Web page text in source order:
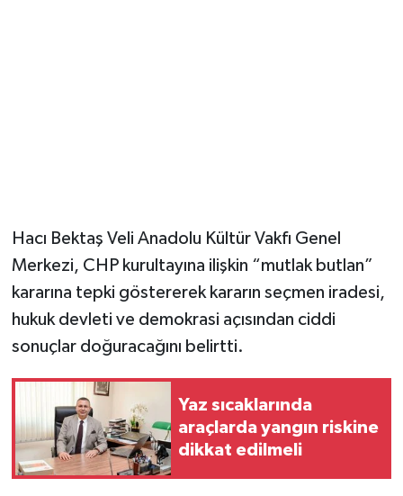
Hacı Bektaş Veli Anadolu Kültür Vakfı Genel
Merkezi, CHP kurultayına ilişkin “mutlak butlan”
kararına tepki göstererek kararın seçmen iradesi,
hukuk devleti ve demokrasi açısından ciddi
sonuçlar doğuracağını belirtti.
Yaz sıcaklarında
araçlarda yangın riskine
dikkat edilmeli